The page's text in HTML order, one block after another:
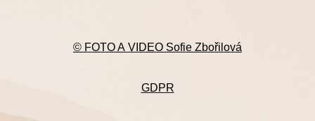
© FOTO A VIDEO Sofie Zbořilová
GDPR